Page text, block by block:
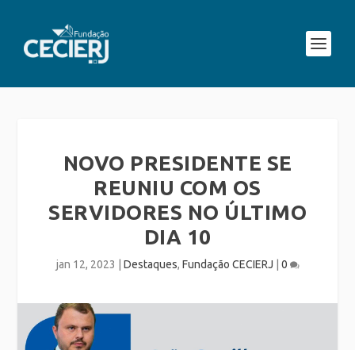
NOVO PRESIDENTE SE
REUNIU COM OS
SERVIDORES NO ÚLTIMO
DIA 10
jan 12, 2023 Destaques, Fundação CECIERJ 0